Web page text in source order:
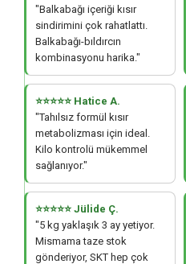
"Balkabağı içeriği kısır
sindirimini çok rahatlattı.
Balkabağı-bıldırcın
kombinasyonu harika."
⭐⭐⭐⭐⭐ Hatice A.
"Tahılsız formül kısır
metabolizması için ideal.
Kilo kontrolü mükemmel
sağlanıyor."
⭐⭐⭐⭐⭐ Jülide Ç.
"5 kg yaklaşık 3 ay yetiyor.
Mismama taze stok
gönderiyor, SKT hep çok